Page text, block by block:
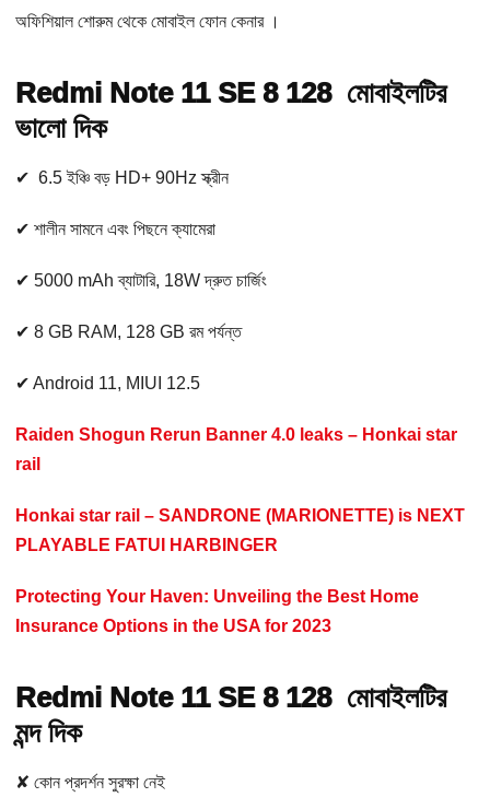
অফিশিয়াল শোরুম থেকে মোবাইল ফোন কেনার ।
Redmi Note 11 SE 8 128 মোবাইলটির
ভালো দিক
✔ 6.5 ইঞ্চি বড় HD+ 90Hz স্ক্রীন
✔ শালীন সামনে এবং পিছনে ক্যামেরা
✔ 5000 mAh ব্যাটারি, 18W দ্রুত চার্জিং
✔ 8 GB RAM, 128 GB রম পর্যন্ত
✔ Android 11, MIUI 12.5
Raiden Shogun Rerun Banner 4.0 leaks – Honkai star
rail
Honkai star rail – SANDRONE (MARIONETTE) is NEXT
PLAYABLE FATUI HARBINGER
Protecting Your Haven: Unveiling the Best Home
Insurance Options in the USA for 2023
Redmi Note 11 SE 8 128 মোবাইলটির
মন্দ দিক
✘ কোন প্রদর্শন সুরক্ষা নেই